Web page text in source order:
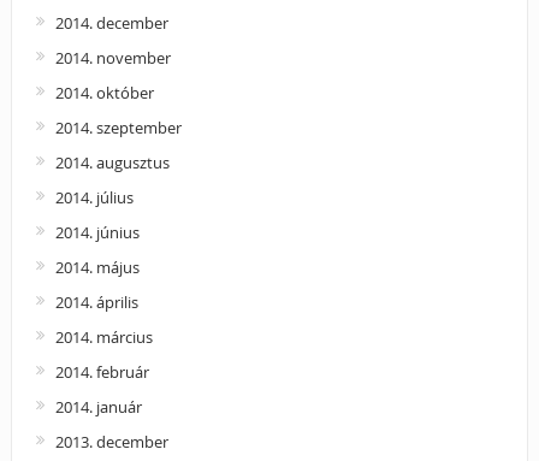
2014. december
2014. november
2014. október
2014. szeptember
2014. augusztus
2014. július
2014. június
2014. május
2014. április
2014. március
2014. február
2014. január
2013. december